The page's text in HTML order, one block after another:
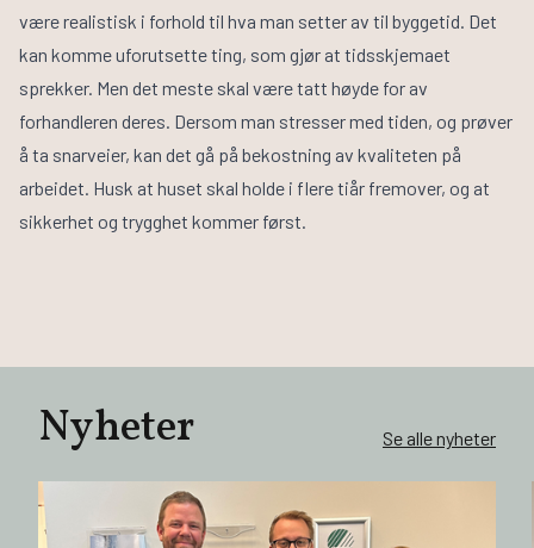
være realistisk i forhold til hva man setter av til byggetid. Det
kan komme uforutsette ting, som gjør at tidsskjemaet
sprekker. Men det meste skal være tatt høyde for av
forhandleren deres. Dersom man stresser med tiden, og prøver
å ta snarveier, kan det gå på bekostning av kvaliteten på
arbeidet. Husk at huset skal holde i flere tiår fremover, og at
sikkerhet og trygghet kommer først.
Nyheter Se alle nyheter